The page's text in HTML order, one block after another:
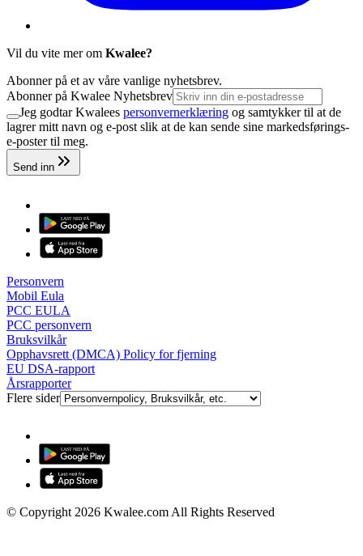
Vil du vite mer om Kwalee?
Abonner på et av våre vanlige nyhetsbrev.
Abonner på Kwalee Nyhetsbrev
Jeg godtar Kwalees personvernerklæring og samtykker til at de
lagrer mitt navn og e-post slik at de kan sende sine markedsførings-
e-poster til meg.
Send inn
Personvern
Mobil Eula
PCC EULA
PCC personvern
Bruksvilkår
Opphavsrett (DMCA) Policy for fjerning
EU DSA-rapport
Årsrapporter
Flere sider
© Copyright 2026 Kwalee.com All Rights Reserved